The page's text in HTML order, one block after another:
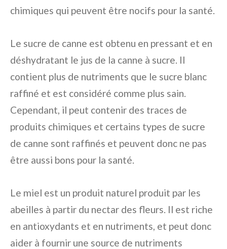
chimiques qui peuvent être nocifs pour la santé.
Le sucre de canne est obtenu en pressant et en
déshydratant le jus de la canne à sucre. Il
contient plus de nutriments que le sucre blanc
raffiné et est considéré comme plus sain.
Cependant, il peut contenir des traces de
produits chimiques et certains types de sucre
de canne sont raffinés et peuvent donc ne pas
être aussi bons pour la santé.
Le miel est un produit naturel produit par les
abeilles à partir du nectar des fleurs. Il est riche
en antioxydants et en nutriments, et peut donc
aider à fournir une source de nutriments